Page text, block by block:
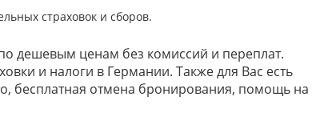
страховок и сборов.
дешевым ценам без комиссий и переплат.
и налоги в Германии. Также для Вас есть
бесплатная отмена бронирования, помощь на